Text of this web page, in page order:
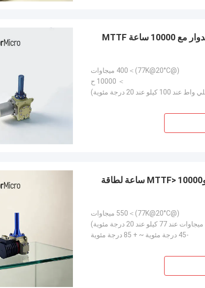
طاقة التبريد 400 ميجاوات سائل التبريد الاصطناعي الدوار مع 10000 ساعة MTTF
(@77K@20°C)＞400 ميجاوات
＞ 10000 ح
RS058 مبرد تبريد دوار متكامل مع استهلاك منخفض وMTTF> 10000 ساعة لطاقة
(@77K@20°C)＞550 ميجاوات
-45 درجة مئوية ~ + 85 درجة مئوية